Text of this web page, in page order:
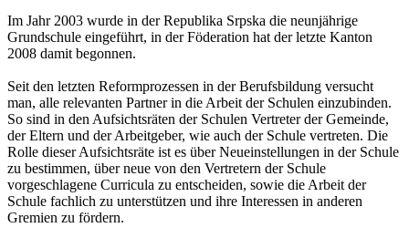
Im Jahr 2003 wurde in der Republika Srpska die neunjährige
Grundschule eingeführt, in der Föderation hat der letzte Kanton
2008 damit begonnen.
Seit den letzten Reformprozessen in der Berufsbildung versucht
man, alle relevanten Partner in die Arbeit der Schulen einzubinden.
So sind in den Aufsichtsräten der Schulen Vertreter der Gemeinde,
der Eltern und der Arbeitgeber, wie auch der Schule vertreten. Die
Rolle dieser Aufsichtsräte ist es über Neueinstellungen in der Schule
zu bestimmen, über neue von den Vertretern der Schule
vorgeschlagene Curricula zu entscheiden, sowie die Arbeit der
Schule fachlich zu unterstützen und ihre Interessen in anderen
Gremien zu fördern.